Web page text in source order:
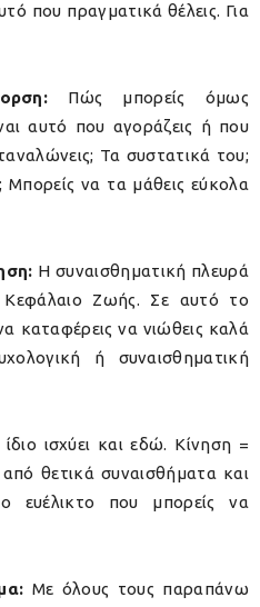
που πραγματικά θέλεις. Για
Πώς μπορείς όμως
αυτό που αγοράζεις ή που
Τα συστατικά του;
Μπορείς να τα μάθεις εύκολα
Η συναισθηματική πλευρά
Ζωής. Σε αυτό το
καταφέρεις να νιώθεις καλά
ή συναισθηματική
ίδιο ισχύει και εδώ. Κίνηση =
θετικά συναισθήματα και
ευέλικτο που μπορείς να
Με όλους τους παραπάνω